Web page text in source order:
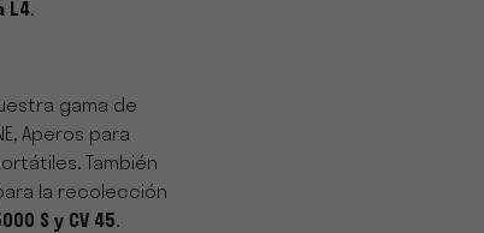
L4.
gama de
Aperos para
También
la recolección
S y CV 45.